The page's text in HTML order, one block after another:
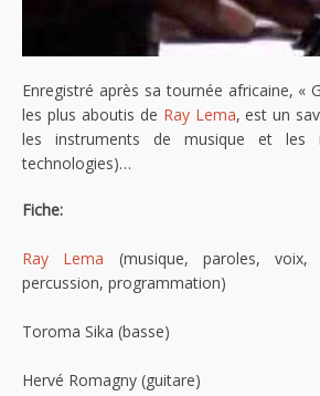
Enregistré après sa tournée africaine, «
les plus aboutis de Ray Lema, est un
les instruments de musique et les
technologies)…
Fiche:
Ray Lema (musique, paroles, voix,
percussion, programmation)
Toroma Sika (basse)
Hervé Romagny (guitare)